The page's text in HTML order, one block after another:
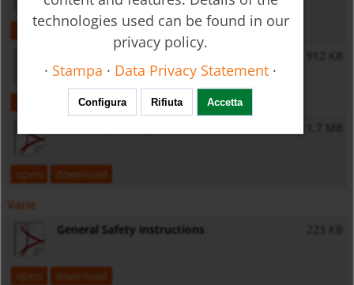
open
download
912 KB
download
open download
Varie
General Safety Instructions 223 KB
open download
technologies used can be found in our
privacy policy.
· Stampa · Data Privacy Statement ·
Configura Rifiuta Accetta